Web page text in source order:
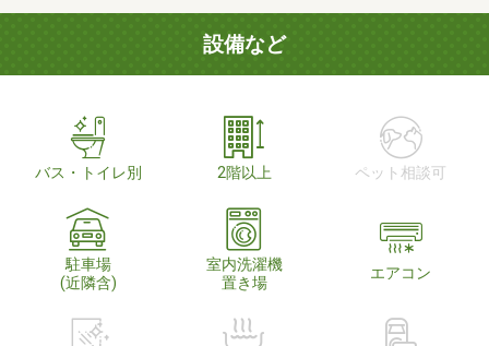
設備など
バス・トイレ別 2階以上 ペット相談可
駐車場
(近隣含)
室内洗濯機
置き場
エアコン